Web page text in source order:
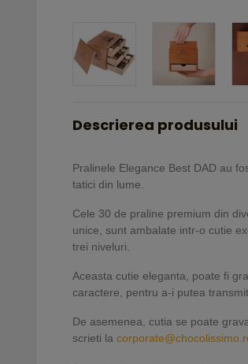
Descrierea produsului
Pralinele Elegance Best DAD au
tatici din lume.
Cele 30 de praline premium din
unice, sunt ambalate intr-o cutie
trei niveluri.
Aceasta cutie eleganta, poate fi
caractere, pentru a-i putea
De asemenea, cutia se poate
scrieti la